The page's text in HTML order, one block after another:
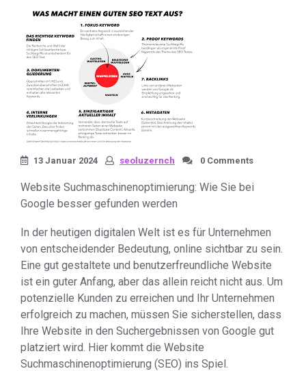
13 Januar 2024 seoluzernch 0 Comments
Website Suchmaschinenoptimierung: Wie Sie bei
Google besser gefunden werden
In der heutigen digitalen Welt ist es für Unternehmen
von entscheidender Bedeutung, online sichtbar zu sein.
Eine gut gestaltete und benutzerfreundliche Website
ist ein guter Anfang, aber das allein reicht nicht aus. Um
potenzielle Kunden zu erreichen und Ihr Unternehmen
erfolgreich zu machen, müssen Sie sicherstellen, dass
Ihre Website in den Suchergebnissen von Google gut
platziert wird. Hier kommt die Website
Suchmaschinenoptimierung (SEO) ins Spiel.